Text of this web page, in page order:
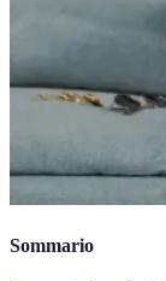
Sommario